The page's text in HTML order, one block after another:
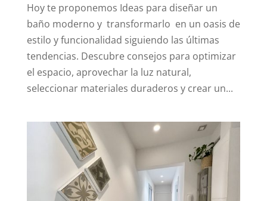
Hoy te proponemos Ideas para diseñar un
baño moderno y transformarlo en un oasis de
estilo y funcionalidad siguiendo las últimas
tendencias. Descubre consejos para optimizar
el espacio, aprovechar la luz natural,
seleccionar materiales duraderos y crear un...